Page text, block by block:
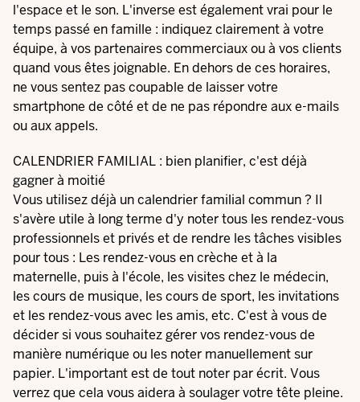
l'espace et le son. L'inverse est également vrai pour le
temps passé en famille : indiquez clairement à votre
équipe, à vos partenaires commerciaux ou à vos clients
quand vous êtes joignable. En dehors de ces horaires,
ne vous sentez pas coupable de laisser votre
smartphone de côté et de ne pas répondre aux e-mails
ou aux appels.
CALENDRIER FAMILIAL : bien planifier, c'est déjà
gagner à moitié
Vous utilisez déjà un calendrier familial commun ? Il
s'avère utile à long terme d'y noter tous les rendez-vous
professionnels et privés et de rendre les tâches visibles
pour tous : Les rendez-vous en crèche et à la
maternelle, puis à l'école, les visites chez le médecin,
les cours de musique, les cours de sport, les invitations
et les rendez-vous avec les amis, etc. C'est à vous de
décider si vous souhaitez gérer vos rendez-vous de
manière numérique ou les noter manuellement sur
papier. L'important est de tout noter par écrit. Vous
verrez que cela vous aidera à soulager votre tête pleine.